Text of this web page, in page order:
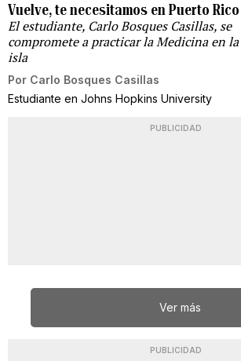
Vuelve, te necesitamos en Puerto Rico
El estudiante, Carlo Bosques Casillas, se
compromete a practicar la Medicina en la
isla
Por Carlo Bosques Casillas
Estudiante en Johns Hopkins University
PUBLICIDAD
Ver más
PUBLICIDAD